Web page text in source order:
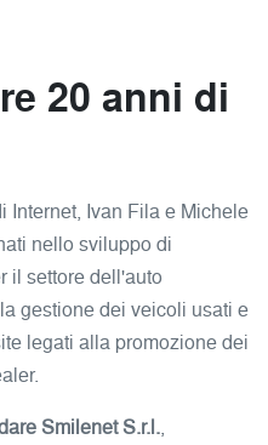
20 anni di
Internet, Ivan Fila e Michele
nello sviluppo di
il settore dell'auto
gestione dei veicoli usati e
legati alla promozione dei
Smilenet S.r.l.,